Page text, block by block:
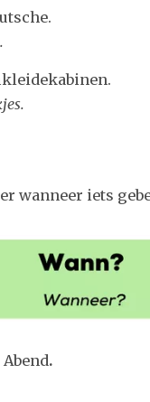
wanneer iets
Abend.